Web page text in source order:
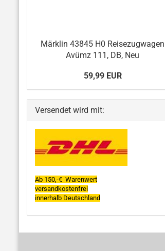
Märklin 43845 H0 Reisezugwagen
Avümz 111, DB, Neu
59,99 EUR
Versendet wird mit:
Ab 150,-€ Warenwert
versandkostenfrei
innerhalb Deutschland